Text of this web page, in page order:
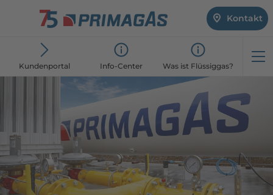
Kontakt
Kundenportal Info-Center Was ist Flüssiggas?